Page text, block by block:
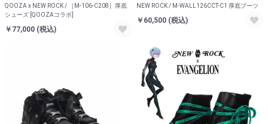
QOOZA x NEW ROCK / ［M-106-C208］厚底
シューズ [QOOZAコラボ]
￥77,000 (税込)
NEW ROCK / M-WALL126CCT-C1 厚底ブーツ
￥60,500 (税込)